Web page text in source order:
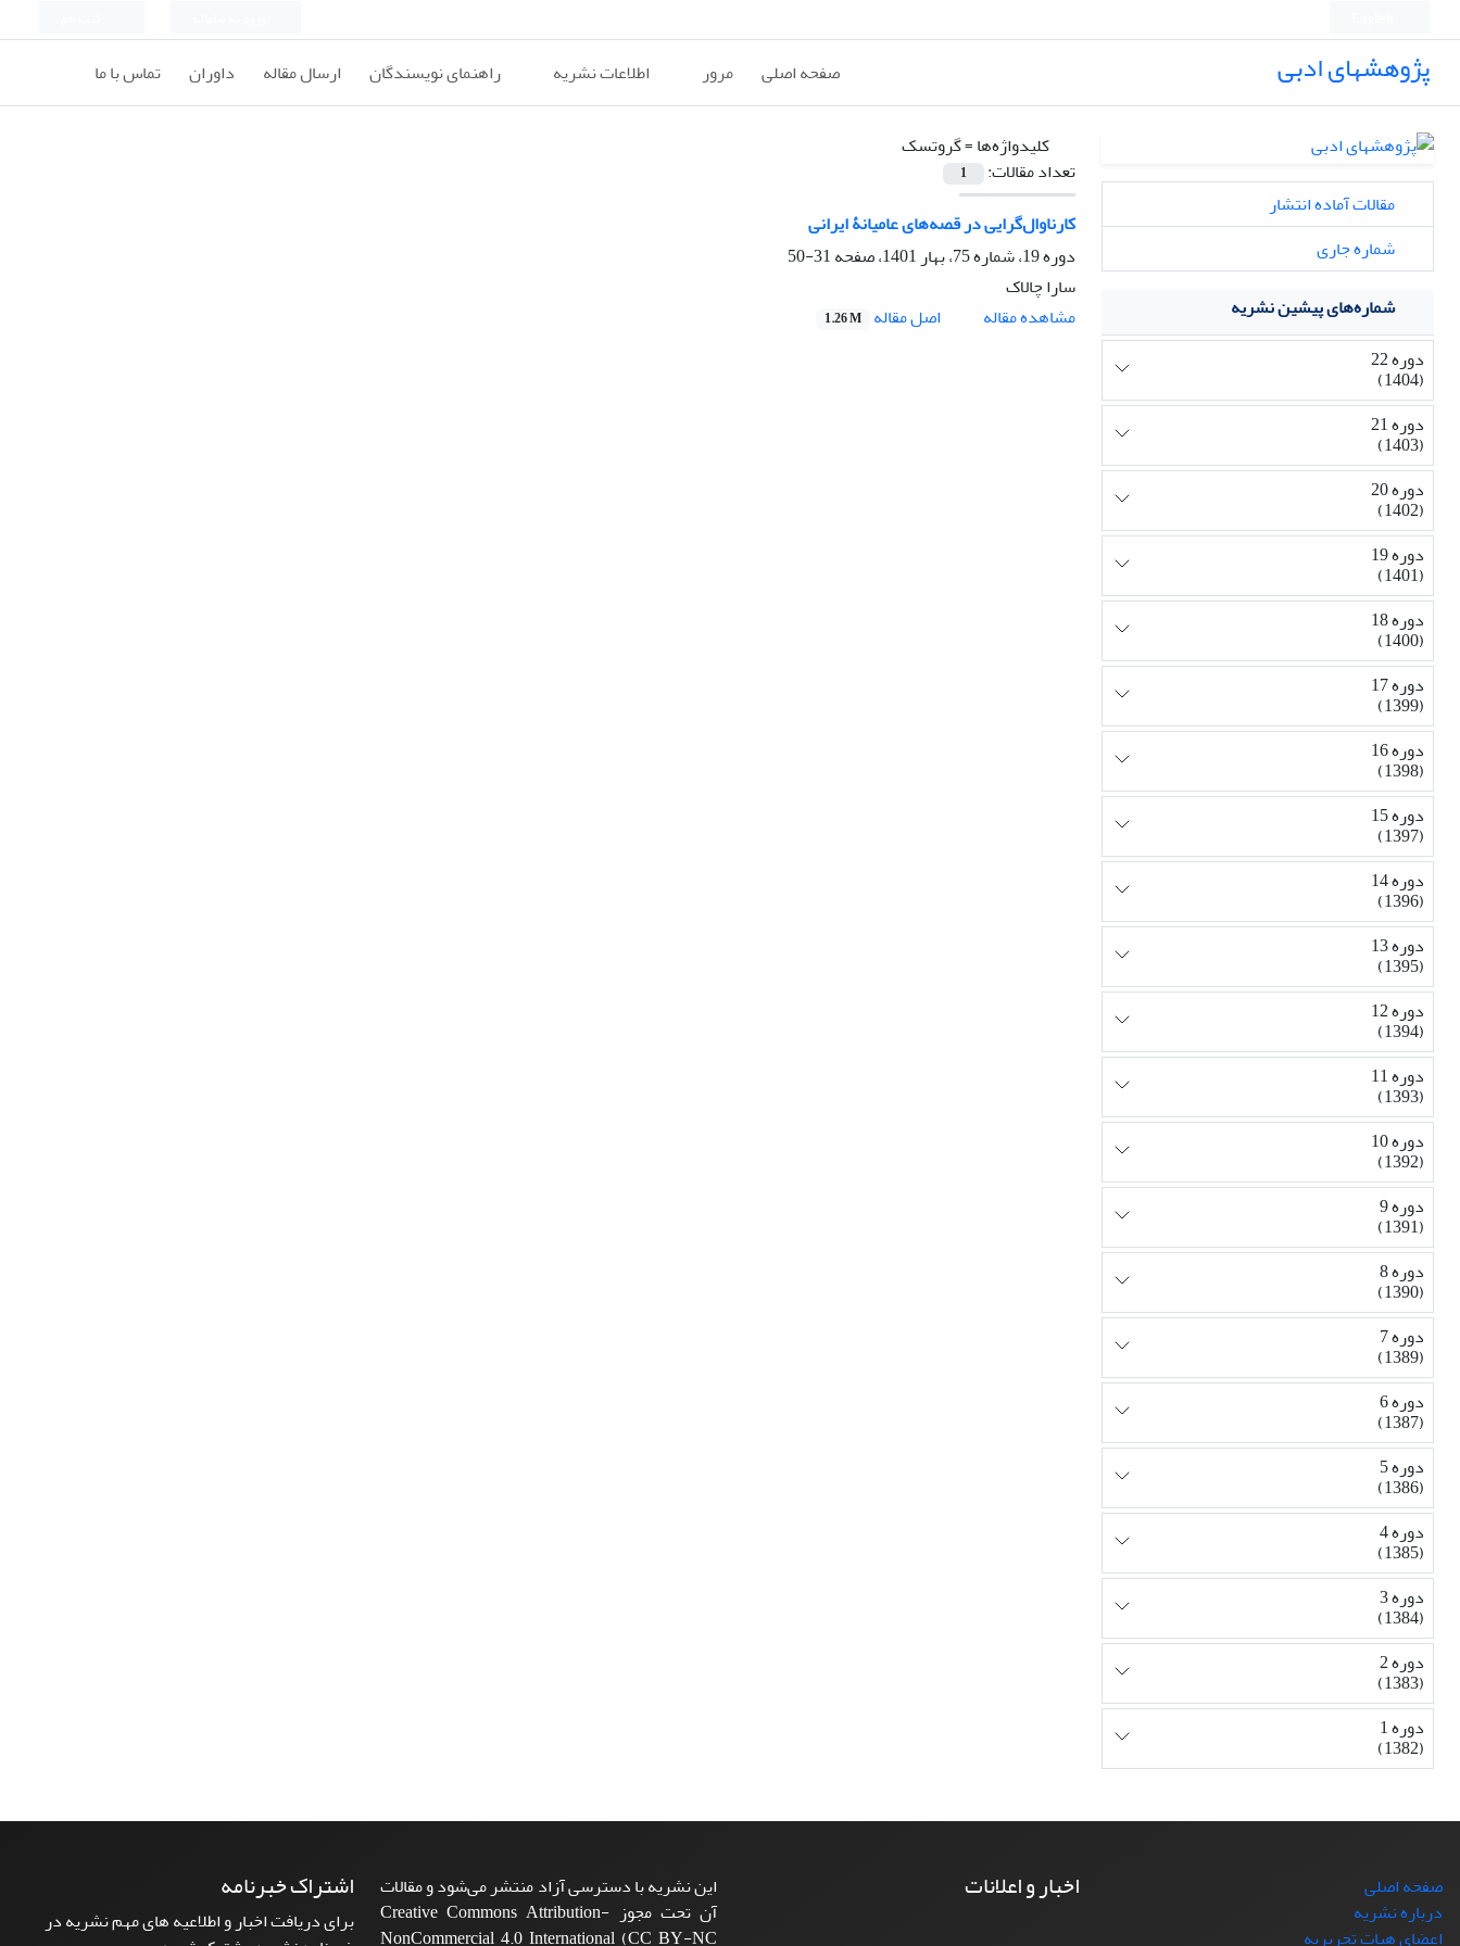
پژوهشهای ادبی صفحه اصلی مرور اطلاعات نشریه راهنمای نویسندگان ارسال مقاله داوران تماس با ما
کلیدواژه‌ها =گروتسک
تعداد مقالات:
1
کارناوال‌گرایی در قصه‌های عامیانۀ ایرانی
دوره 19، شماره 75، بهار 1401، صفحه
31-50
سارا چالاک
مشاهده مقاله
اصل مقاله 1.26 M
مقالات آماده انتشار
شماره جاری
شماره‌های پیشین نشریه
دوره 22
(1404)
دوره 21
(1403)
دوره 20
(1402)
دوره 19
(1401)
دوره 18
(1400)
دوره 17
(1399)
دوره 16
(1398)
دوره 15
(1397)
دوره 14
(1396)
دوره 13
(1395)
دوره 12
(1394)
دوره 11
(1393)
دوره 10
(1392)
دوره 9
(1391)
دوره 8
(1390)
دوره 7
(1389)
دوره 6
(1387)
دوره 5
(1386)
دوره 4
(1385)
دوره 3
(1384)
دوره 2
(1383)
دوره 1
(1382)
صفحه اصلی
درباره نشریه
اعضای هیات تحریریه
اخبار و اعلانات
این نشریه با دسترسی آزاد منتشر می‌شود و مقالات
آن تحت مجوز Creative Commons Attribution-
NonCommercial 4.0 International (CC BY-NC
اشتراک خبرنامه
برای دریافت اخبار و اطلاعیه های مهم نشریه در